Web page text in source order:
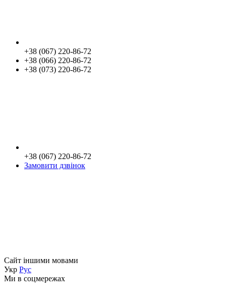
+38 (067) 220-86-72
+38 (066) 220-86-72
+38 (073) 220-86-72
+38 (067) 220-86-72
Замовити дзвінок
Сайт іншими мовами
Укр Рус
Ми в соцмережах